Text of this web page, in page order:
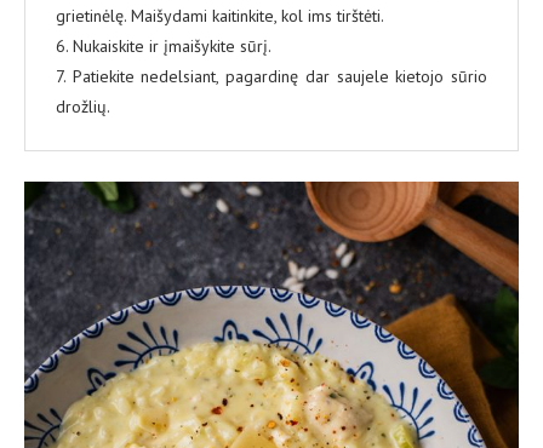
grietinėlę. Maišydami kaitinkite, kol ims tirštėti.
6. Nukaiskite ir įmaišykite sūrį.
7. Patiekite nedelsiant, pagardinę dar saujele kietojo sūrio
drožlių.